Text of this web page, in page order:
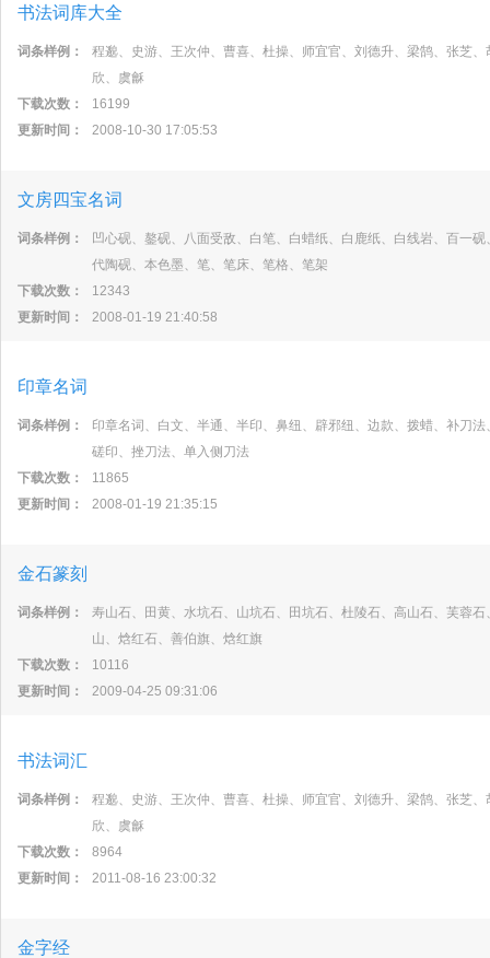
书法词库大全
词条样例：
程邈、史游、王次仲、曹喜、杜操、师宜官、刘德升、梁鹄、张芝
欣、虞龢
下载次数：
16199
更新时间：
2008-10-30 17:05:53
文房四宝名词
词条样例：
凹心砚、鏊砚、八面受敌、白笔、白蜡纸、白鹿纸、白线岩、百一
代陶砚、本色墨、笔、笔床、笔格、笔架
下载次数：
12343
更新时间：
2008-01-19 21:40:58
印章名词
词条样例：
印章名词、白文、半通、半印、鼻纽、辟邪纽、边款、拨蜡、补刀
磋印、挫刀法、单入侧刀法
下载次数：
11865
更新时间：
2008-01-19 21:35:15
金石篆刻
词条样例：
寿山石、田黄、水坑石、山坑石、田坑石、杜陵石、高山石、芙蓉
山、焓红石、善伯旗、焓红旗
下载次数：
10116
更新时间：
2009-04-25 09:31:06
书法词汇
词条样例：
程邈、史游、王次仲、曹喜、杜操、师宜官、刘德升、梁鹄、张芝
欣、虞龢
下载次数：
8964
更新时间：
2011-08-16 23:00:32
金字经